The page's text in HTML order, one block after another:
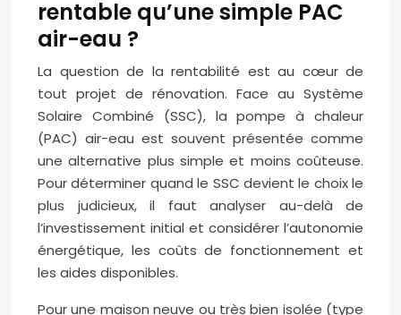
rentable qu’une simple PAC
air-eau ?
La question de la rentabilité est au cœur de
tout projet de rénovation. Face au Système
Solaire Combiné (SSC), la pompe à chaleur
(PAC) air-eau est souvent présentée comme
une alternative plus simple et moins coûteuse.
Pour déterminer quand le SSC devient le choix le
plus judicieux, il faut analyser au-delà de
l’investissement initial et considérer l’autonomie
énergétique, les coûts de fonctionnement et
les aides disponibles.
Pour une maison neuve ou très bien isolée (type